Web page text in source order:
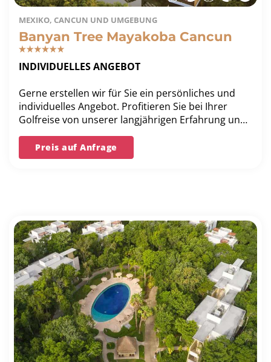
MEXIKO, CANCUN UND UMGEBUNG
Banyan Tree Mayakoba Cancun
INDIVIDUELLES ANGEBOT
Gerne erstellen wir für Sie ein persönliches und
individuelles Angebot. Profitieren Sie bei Ihrer
Golfreise von unserer langjährigen Erfahrung und
unserer Bestpreis-Garantie.
Preis auf Anfrage